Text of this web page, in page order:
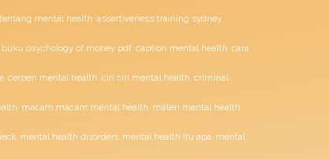
mental health assertiveness training sydney
buku psychology of money pdf caption mental health cara
cerpen mental health ciri ciri mental health criminal
macam macam mental health materi mental health
mental health disorders mental health itu apa mental